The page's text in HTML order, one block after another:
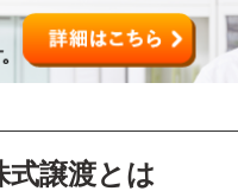
譲渡とは